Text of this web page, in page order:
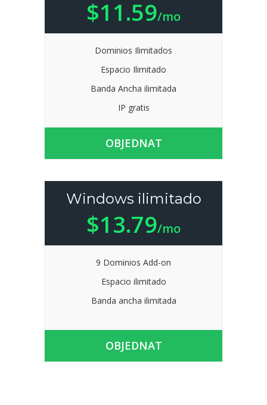
$11.59/mo
Dominios Ilimitados
Espacio Ilimitado
Banda Ancha ilimitada
IP gratis
OBJEDNAT
Windows ilimitado
$13.79/mo
9 Dominios Add-on
Espacio ilimitado
Banda ancha ilimitada
OBJEDNAT